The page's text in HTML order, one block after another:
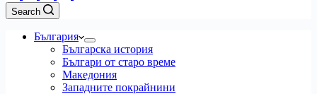
Search
България
Българска история
Българи от старо време
Македония
Западните покрайнини